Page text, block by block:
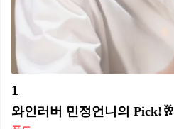
1
와인러버 민정언니의 Pick!🥂